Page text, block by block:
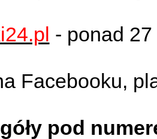
- ponad
Facebooku,
pod